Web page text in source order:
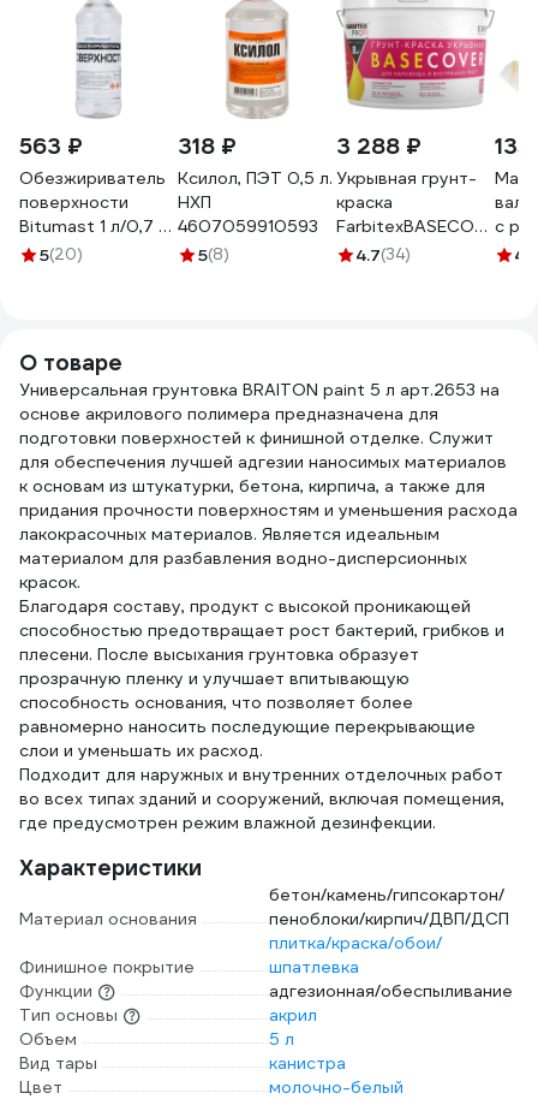
563 ₽
Обезжириватель
поверхности
Bitumast 1 л/0,7 кг
4607952901148
5(20)
318 ₽
Ксилол, ПЭТ 0,5 л.
НХП
4607059910593
5(8)
3 288 ₽
Укрывная грунт-
краска
FarbitexBASECOVER
под декоративные
4.7(34)
135
с
4.6
О товаре
Универсальная грунтовка BRAITON paint 5 л арт.2653 на
основе акрилового полимера предназначена для
подготовки поверхностей к финишной отделке. Служит
для обеспечения лучшей адгезии наносимых материалов
к основам из штукатурки, бетона, кирпича, а также для
придания прочности поверхностям и уменьшения расхода
лакокрасочных материалов. Является идеальным
материалом для разбавления водно-дисперсионных
красок.
Благодаря составу, продукт с высокой проникающей
способностью предотвращает рост бактерий, грибков и
плесени. После высыхания грунтовка образует
прозрачную пленку и улучшает впитывающую
способность основания, что позволяет более
равномерно наносить последующие перекрывающие
слои и уменьшать их расход.
Подходит для наружных и внутренних отделочных работ
во всех типах зданий и сооружений, включая помещения,
где предусмотрен режим влажной дезинфекции.
Характеристики
Материал основания
бетон/камень/гипсокартон/
пеноблоки/кирпич/ДВП/ДСП
Финишное покрытие
плитка/краска/обои/
шпатлевка
Функции
адгезионная/обеспыливание
Тип основы
акрил
Объем
5 л
Вид тары
канистра
Цвет
молочно-белый